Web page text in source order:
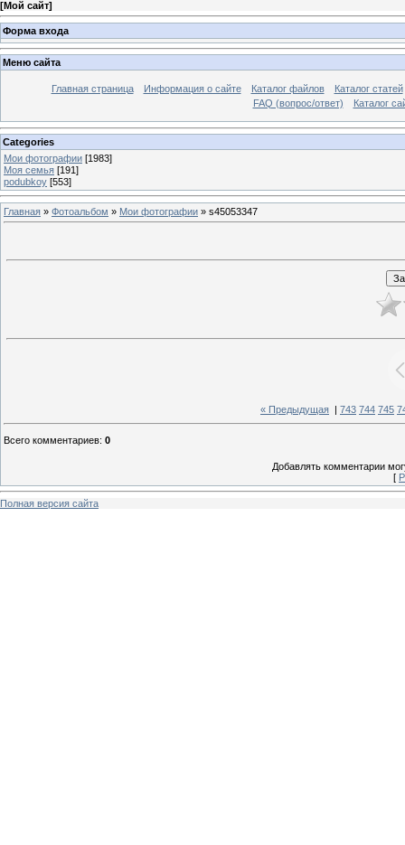
[Мой сайт]
Форма входа
Меню сайта
Главная страница Информация о сайте Каталог файлов
Каталог статей
FAQ (вопрос/ответ)
Каталог
Categories
Мои фотографии [1983]
Моя семья [191]
podubkoy [553]
Главная » Фотоальбом » Мои фотографии » s45053347
« Предыдущая 743 744 745
Всего комментариев: 0
Добавлять комментарии
[
Полная версия сайта